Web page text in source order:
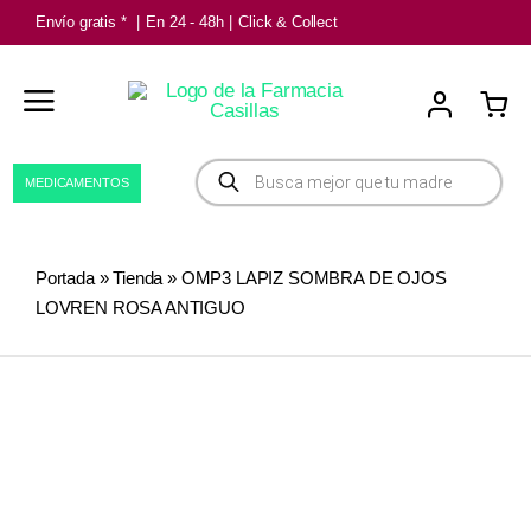
Saltar
al
contenido
Envío gratis * En 24 - 48h Click & Collect
Búsqueda
de
productos
MEDICAMENTOS
Portada»Tienda » OMP3 LAPIZ SOMBRA DE OJOS
LOVREN ROSA ANTIGUO